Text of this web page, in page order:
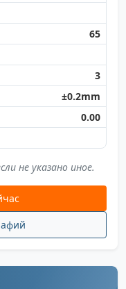
65
3
±0.2mm
0.00
не указано иное.